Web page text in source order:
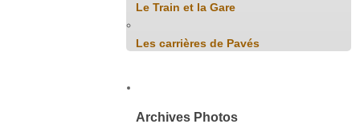
Le Train et la Gare
Les carrières de Pavés
Archives Photos